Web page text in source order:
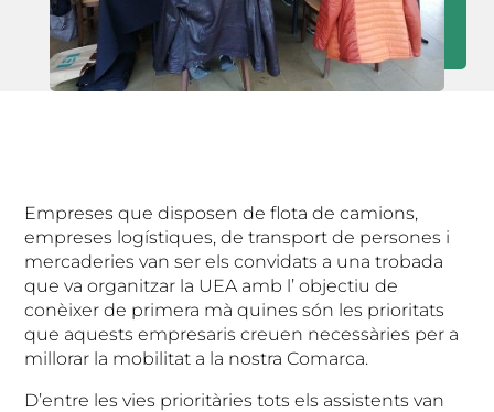
Empreses que disposen de flota de camions,
empreses logístiques, de transport de persones i
mercaderies van ser els convidats a una trobada
que va organitzar la UEA amb l’ objectiu de
conèixer de primera mà quines són les prioritats
que aquests empresaris creuen necessàries per a
millorar la mobilitat a la nostra Comarca.
D’entre les vies prioritàries tots els assistents van